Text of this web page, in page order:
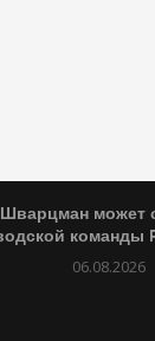
может
06.08.2026